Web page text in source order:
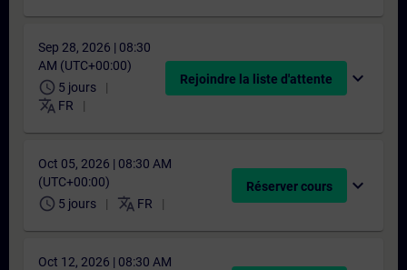
Sep 28, 2026 | 08:30
AM (UTC+00:00)
schedule 5 jours
translate FR
Rejoindre la liste d'attente expand_more
Oct 05, 2026 | 08:30 AM
(UTC+00:00)
schedule 5 jours translate FR
Réserver cours expand_more
Oct 12, 2026 | 08:30 AM